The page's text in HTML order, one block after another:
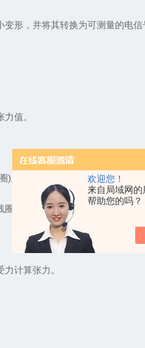
欢迎您！
来自局域网的
帮助您的吗？
，并将其转换为可测量的电信
值。
)。
产生交变电流，经整流后输出直
计算张力。